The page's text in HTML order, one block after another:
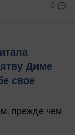
0
Диме
свое
прежде чем